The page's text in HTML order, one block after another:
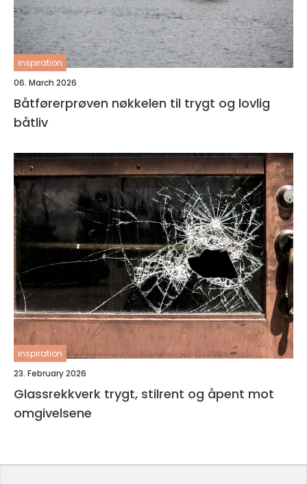
inspiration
06. March 2026
Båtførerprøven nøkkelen til trygt og lovlig
båtliv
inspiration
23. February 2026
Glassrekkverk trygt, stilrent og åpent mot
omgivelsene